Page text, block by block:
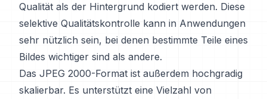
Qualität als der Hintergrund kodiert werden. Diese
selektive Qualitätskontrolle kann in Anwendungen
sehr nützlich sein, bei denen bestimmte Teile eines
Bildes wichtiger sind als andere.
Das JPEG 2000-Format ist außerdem hochgradig
skalierbar. Es unterstützt eine Vielzahl von